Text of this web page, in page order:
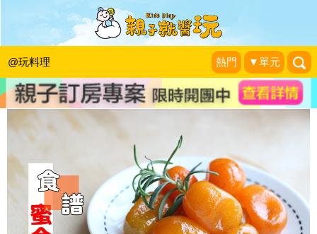
@玩料理 熱門 ▼單元
過年開運點心，潤喉黃金蜜金棗DIY
Smile Life 維媽育兒生活